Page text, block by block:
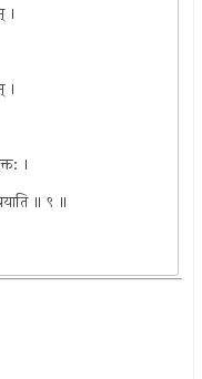
।
।
।
॥ ९ ॥